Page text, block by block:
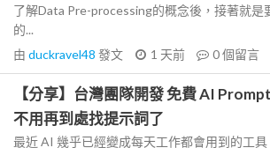
了解Data Pre-processing的概念後，接著就是
的...
由 duckravel48 發文 1 天前 0個留言
【分享】台灣團隊開發 免費 AI
不用再到處找提示詞了
最近 AI 幾乎已經變成每天工作都會用到的工